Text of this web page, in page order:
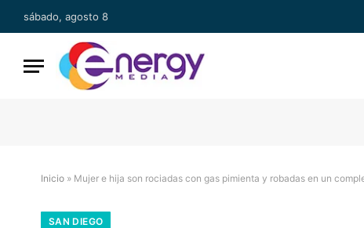
sábado, agosto 8
Inicio » Mujer e hija son rociadas con gas pimienta y robadas en un
SAN DIEGO